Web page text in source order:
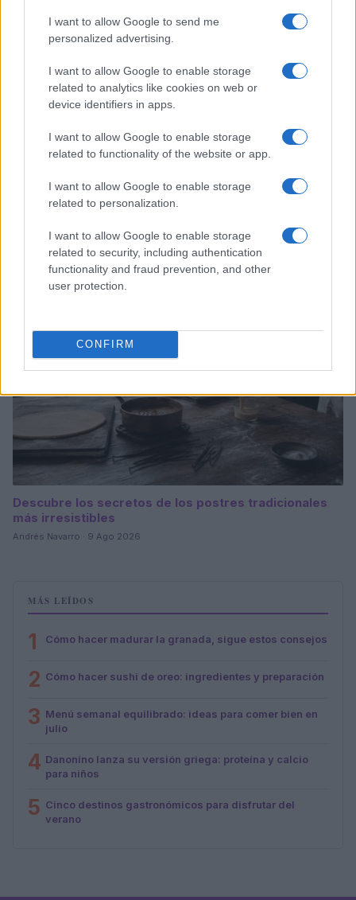
I want to allow Google to send me
personalized advertising.
I want to allow Google to enable storage
related to analytics like cookies on web or
device identifiers in apps.
I want to allow Google to enable storage
related to functionality of the website or app.
I want to allow Google to enable storage
related to personalization.
I want to allow Google to enable storage
related to security, including authentication
functionality and fraud prevention, and other
user protection.
CONFIRM
Feria del Elote y la Tortilla 2026: todo lo que necesitas
Descubre los secretos de los postres tradicionales
más irresistibles
Andrés Navarro · 9 Ago 2026
MÁS LEÍDOS
1 Cómo hacer madurar la granada, sigue estos consejos
2 Cómo hacer sushi de oreo: ingredientes y preparación
3 Menú semanal equilibrado: ideas para comer bien en
julio
4 Danonino lanza su versión griega: proteína y calcio
para niños
5 Cinco destinos gastronómicos para disfrutar del
verano